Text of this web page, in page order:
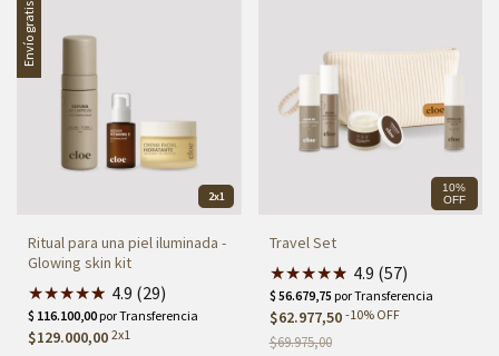
Envío gratis
2x1
Ritual para una piel iluminada -
Glowing skin kit
★★★★★
★ 4.9 (29)
$129.000,00 2x1
10%
OFF
Travel Set
★★★★★
★ 4.9 (57)
$62.977,50 -10% OFF
$69.975,00